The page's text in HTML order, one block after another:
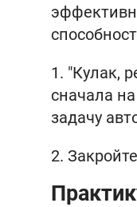
1. "Кулак,
сначала
задачу
2.